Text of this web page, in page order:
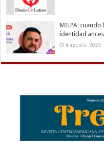
MILPA:
identidad
4 agosto, 2026